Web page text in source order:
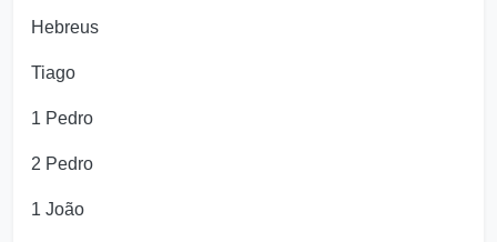
Hebreus
Tiago
1 Pedro
2 Pedro
1 João